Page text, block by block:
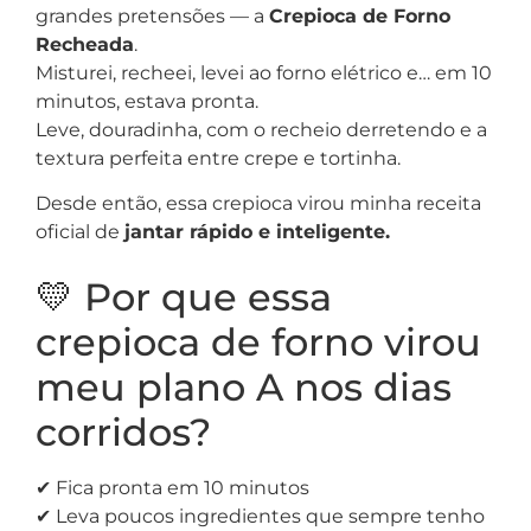
grandes pretensões — a Crepioca de Forno
Recheada.
Misturei, recheei, levei ao forno elétrico e… em 10
minutos, estava pronta.
Leve, douradinha, com o recheio derretendo e a
textura perfeita entre crepe e tortinha.
Desde então, essa crepioca virou minha receita
oficial de jantar rápido e inteligente.
💛 Por que essa
crepioca de forno virou
meu plano A nos dias
corridos?
✔ Fica pronta em 10 minutos
✔ Leva poucos ingredientes que sempre tenho